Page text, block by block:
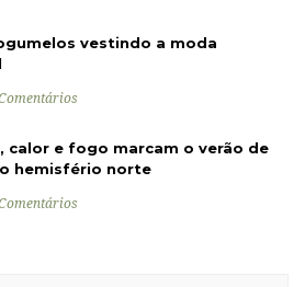
vestindo a moda
calor e fogo marcam o verão de
hemisfério norte